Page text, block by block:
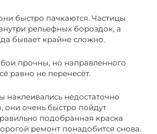
быстро пачкаются. Частицы
рельефных бороздок, а
бывает крайне сложно.
прочны, но направленного
равно не перенесёт.
наклеивались недостаточно
они очень быстро пойдут
подобранная краска
ремонт понадобится снова.